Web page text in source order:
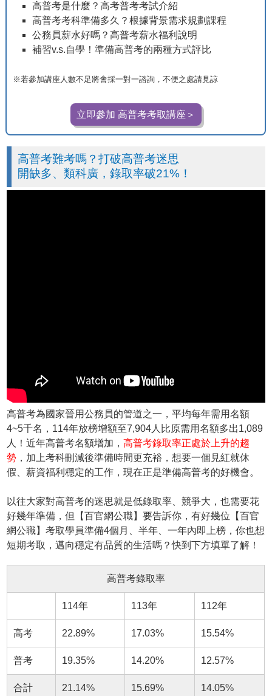
高普考是什麼？高考普考考試介紹
高普考考科準備多久？根據背景需求規劃課程
公務員薪水好嗎？高普考薪水福利說明
補習v.s.自學！準備高普考的兩種方式評比
※若參加講座人數不足將會採一對一諮詢，不便之處請見諒
立即參加 高普考考取講座＞
高普考難考嗎？打破高普考迷思
開缺多、類科廣，錄取率破21%！
高普考為國家晉用公務員的管道之一，平均每年需用名額
4~5千名，114年放榜增額至7,904人比原需用名額多出1,089
人！近年高普考名額增加，高普考錄取率正處於上升的趨
勢 ，加上考科刪減後準備時間更充裕，想要一個見紅就休
假、薪資福利穩定的工作，現在正是準備高普考的好機會。
以往大家對高普考的迷思就是低錄取率、競爭大，也需要花
好幾年準備，但【百官網公職】要告訴你，有好幾位【百官
網公職】考取學員準備4個月、半年、一年內即上榜，你也想
短期考取，邁向穩定有品質的生活嗎？快到下方填單了解！
高普考錄取率
114年 113年 112年
高考 22.89% 17.03% 15.54%
普考 19.35% 14.20% 12.57%
合計 21.14% 15.69% 14.05%